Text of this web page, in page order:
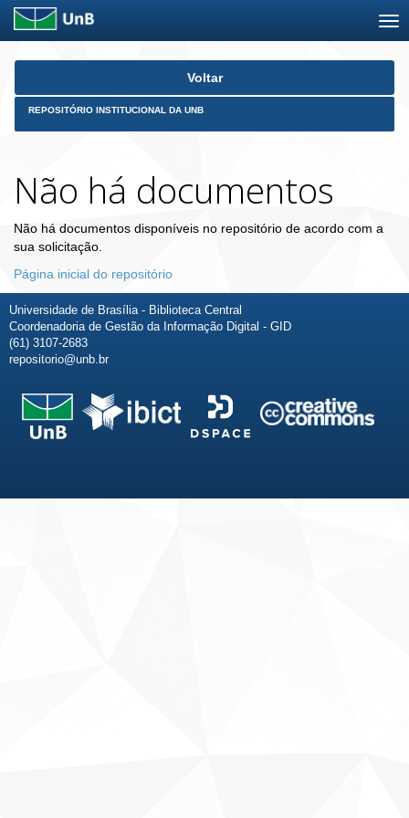
Skip
Voltar
REPOSITÓRIO INSTITUCIONAL DA UNB
Não há documentos
Não há documentos disponíveis no repositório de acordo com a
sua solicitação.
Página inicial do repositório
Universidade de Brasília - Biblioteca Central
Coordenadoria de Gestão da Informação Digital - GID
(61) 3107-2683
repositorio@unb.br